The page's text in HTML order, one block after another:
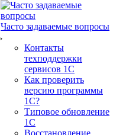
Часто задаваемые вопросы
Контакты
техподдержки
сервисов 1С
Как проверить
версию программы
1С?
Типовое обновление
1С
Восстановление